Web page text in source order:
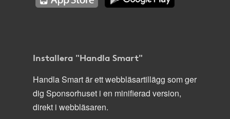
Installera "Handla Smart"
Handla Smart är ett webbläsartillägg som ger
dig Sponsorhuset i en minifierad version,
direkt i webbläsaren.